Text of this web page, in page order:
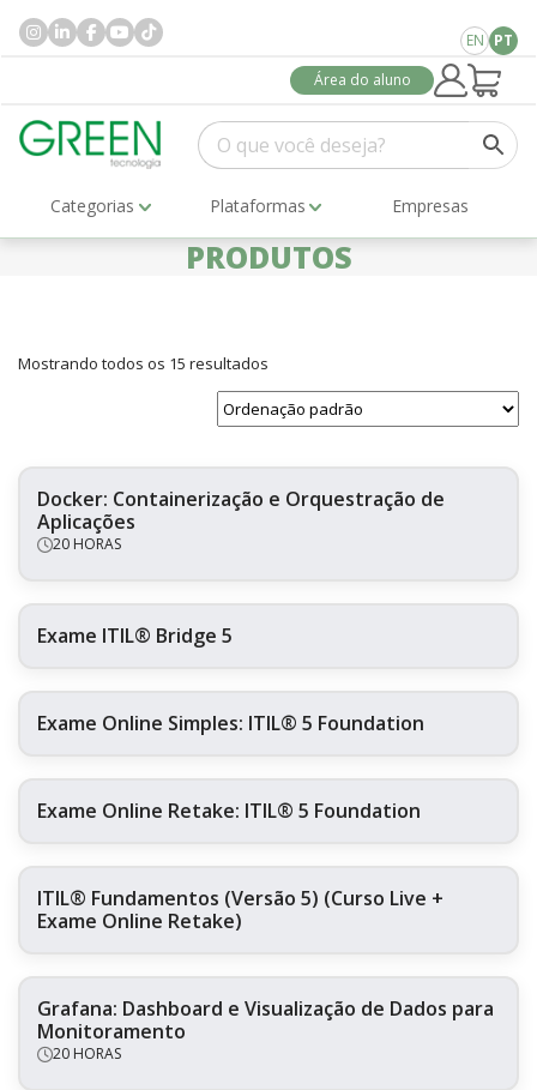
EN PT
Área do aluno
Categorias Plataformas Empresas
PRODUTOS
Mostrando todos os 15 resultados
Docker: Containerização e Orquestração de
Aplicações
20 HORAS
Exame ITIL® Bridge 5
Exame Online Simples: ITIL® 5 Foundation
Exame Online Retake: ITIL® 5 Foundation
ITIL® Fundamentos (Versão 5) (Curso Live +
Exame Online Retake)
Grafana: Dashboard e Visualização de Dados para
Monitoramento
20 HORAS